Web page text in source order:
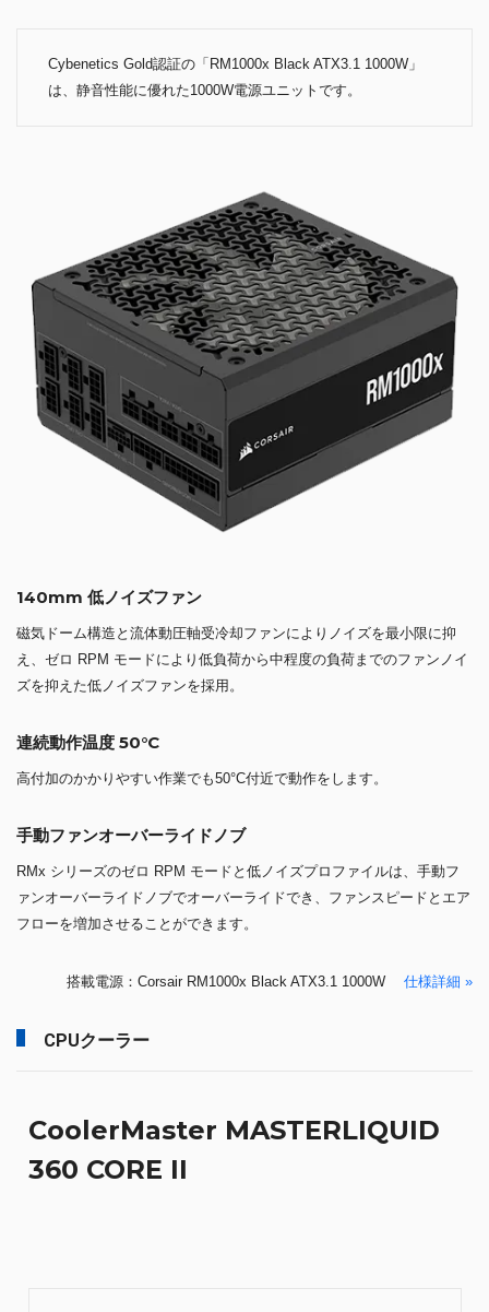
Cybenetics Gold認証の「RM1000x Black ATX3.1 1000W」
は、静音性能に優れた1000W電源ユニットです。
140mm 低ノイズファン
磁気ドーム構造と流体動圧軸受冷却ファンによりノイズを最小限に抑
え、ゼロ RPM モードにより低負荷から中程度の負荷までのファンノイ
ズを抑えた低ノイズファンを採用。
連続動作温度 50°C
高付加のかかりやすい作業でも50°C付近で動作をします。
手動ファンオーバーライドノブ
RMx シリーズのゼロ RPM モードと低ノイズプロファイルは、手動フ
ァンオーバーライドノブでオーバーライドでき、ファンスピードとエア
フローを増加させることができます。
搭載電源：Corsair RM1000x Black ATX3.1 1000W 仕様詳細 »
CPUクーラー
CoolerMaster MASTERLIQUID
360 CORE II